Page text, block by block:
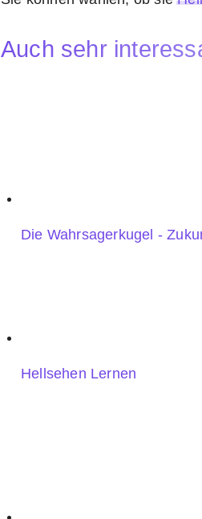
Auch sehr
Die Wahrsagerkugel -
Hellsehen Lernen